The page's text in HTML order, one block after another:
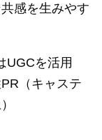
感を生みやす
UGCを活用
（キャステ